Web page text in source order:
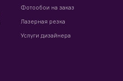
Фотообои на заказ
Лазерная резка
Услуги дизайнера